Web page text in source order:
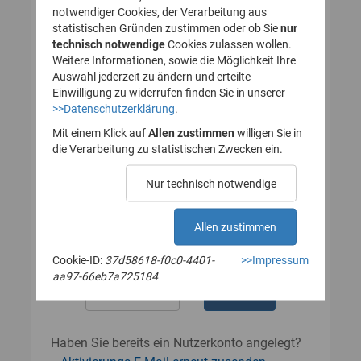
Passwort
Das Passwort muss mindestens 8
Zeichen enthalten.
Leerzeichen werden nicht akzeptiert.
Haben Sie bereits ein Nutzerkonto angelegt?
notwendiger Cookies, der Verarbeitung aus
statistischen Gründen zustimmen oder ob Sienur
technisch notwendigeCookies zulassen wollen.
Weitere Informationen, sowie die Möglichkeit Ihre
Auswahl jederzeit zu ändern und erteilte
Einwilligung zu widerrufen finden Sie in unserer
>>Datenschutzerklärung
Mit einem Klick auf Allen zustimmen willigen Sie in
die Verarbeitung zu statistischen Zwecken ein.
Nur technisch notwendige
Allen zustimmen
Cookie-ID: 37d58618-f0c0-4401-
aa97-66eb7a725184
>>Impressum